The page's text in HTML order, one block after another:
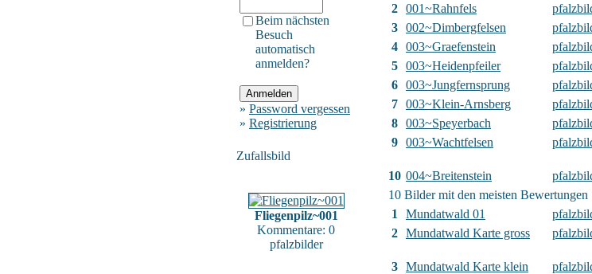
Beim nächsten
Besuch
automatisch
anmelden?
» Password vergessen
» Registrierung
Zufallsbild
Fliegenpilz~001
Kommentare: 0
pfalzbilder
2 001~Rahnfels
3 002~Dimbergfelsen
4 003~Graefenstein
5 003~Heidenpfeiler
6 003~Jungfernsprung
7 003~Klein-Arnsberg
8 003~Speyerbach
9 003~Wachtfelsen
10 004~Breitenstein
10 Bilder mit den meisten Bewertungen
1
Mundatwald 01
2 Mundatwald Karte gross
3 Mundatwald Karte klein